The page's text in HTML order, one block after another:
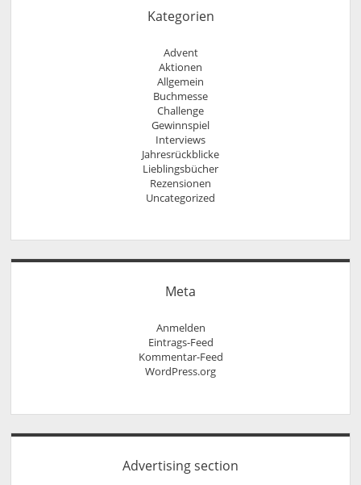
Kategorien
Advent
Aktionen
Allgemein
Buchmesse
Challenge
Gewinnspiel
Interviews
Jahresrückblicke
Lieblingsbücher
Rezensionen
Uncategorized
Meta
Anmelden
Eintrags-Feed
Kommentar-Feed
WordPress.org
Advertising section